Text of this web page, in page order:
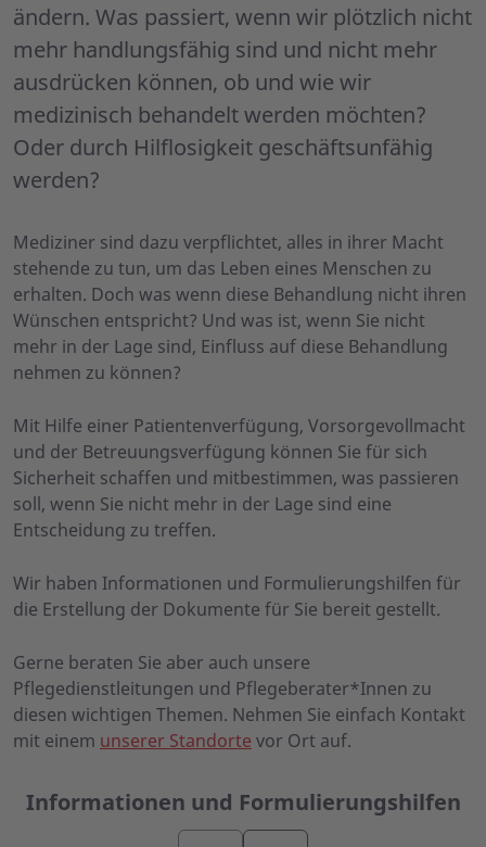
ändern. Was passiert, wenn wir plötzlich nicht
mehr handlungsfähig sind und nicht mehr
ausdrücken können, ob und wie wir
medizinisch behandelt werden möchten?
Oder durch Hilflosigkeit geschäftsunfähig
werden?
Mediziner sind dazu verpflichtet, alles in ihrer Macht
stehende zu tun, um das Leben eines Menschen zu
erhalten. Doch was wenn diese Behandlung nicht ihren
Wünschen entspricht? Und was ist, wenn Sie nicht
mehr in der Lage sind, Einfluss auf diese Behandlung
nehmen zu können?
Mit Hilfe einer Patientenverfügung, Vorsorgevollmacht
und der Betreuungsverfügung können Sie für sich
Sicherheit schaffen und mitbestimmen, was passieren
soll, wenn Sie nicht mehr in der Lage sind eine
Entscheidung zu treffen.
Wir haben Informationen und Formulierungshilfen für
die Erstellung der Dokumente für Sie bereit gestellt.
Gerne beraten Sie aber auch unsere
Pflegedienstleitungen und Pflegeberater*Innen zu
diesen wichtigen Themen. Nehmen Sie einfach Kontakt
mit einem unserer Standorte vor Ort auf.
Informationen und Formulierungshilfen